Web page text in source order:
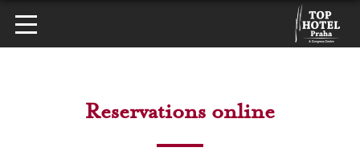
Reservations online